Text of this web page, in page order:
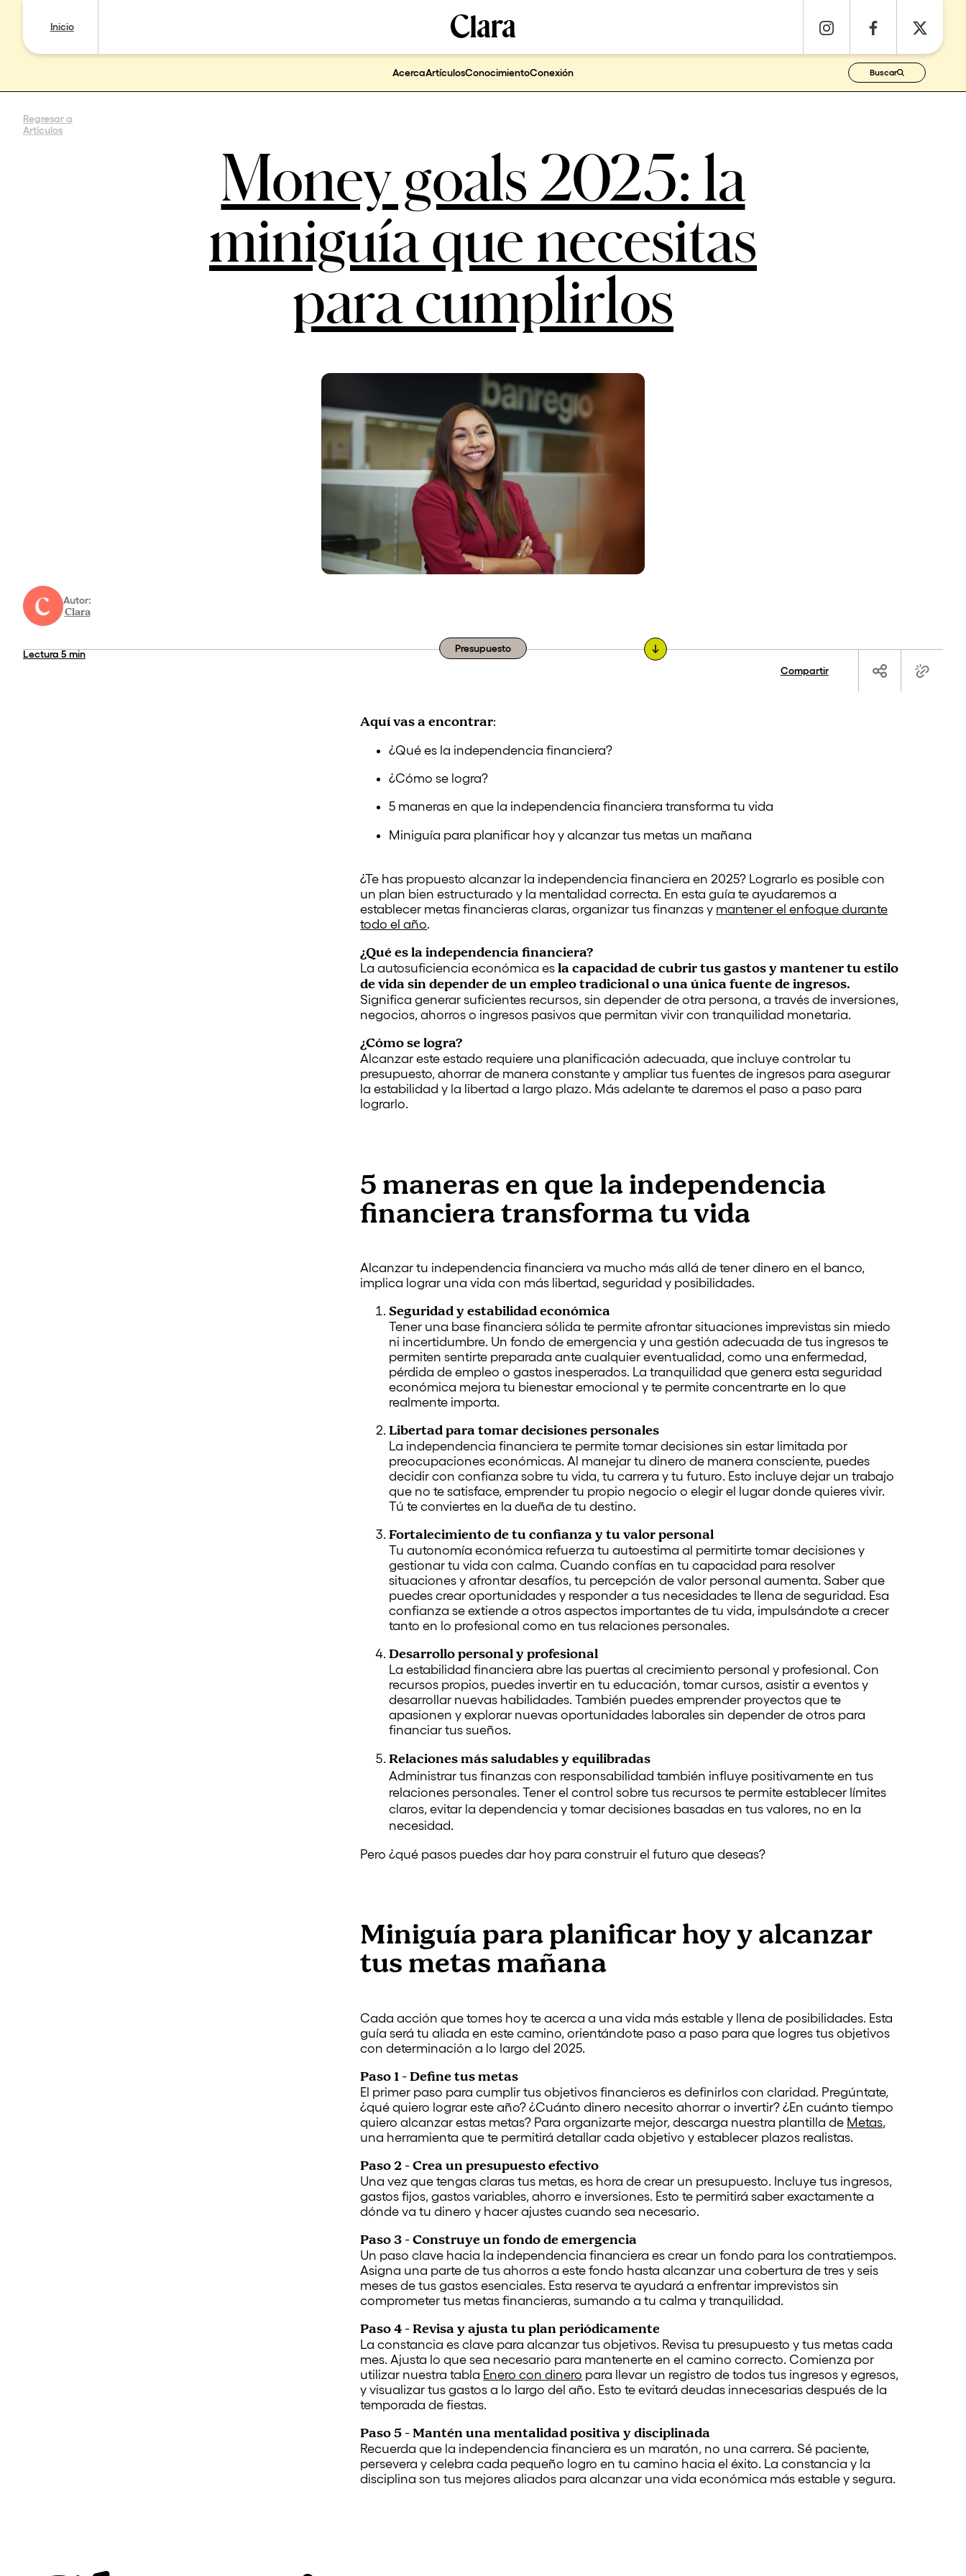
Inicio
AcercaArtículosConocimientoConexión Buscar
Regresar a
Artículos
Money goals 2025: la
miniguía que necesitas
para cumplirlos
Presupuesto
Autor:
Clara
Lectura 5 min
Compartir
Aquí vas a encontrar:
¿Qué es la independencia financiera?
¿Cómo se logra?
5 maneras en que la independencia financiera transforma tu vida
Miniguía para planificar hoy y alcanzar tus metas un mañana
¿Te has propuesto alcanzar la independencia financiera en 2025? Lograrlo es posible con
un plan bien estructurado y la mentalidad correcta. En esta guía te ayudaremos a
establecer metas financieras claras, organizar tus finanzas y mantener el enfoque durante
todo el año.
¿Qué es la independencia financiera?
La autosuficiencia económica es la capacidad de cubrir tus gastos y mantener tu estilo
de vida sin depender de un empleo tradicional o una única fuente de ingresos.
Significa generar suficientes recursos, sin depender de otra persona, a través de inversiones,
negocios, ahorros o ingresos pasivos que permitan vivir con tranquilidad monetaria.
¿Cómo se logra?
Alcanzar este estado requiere una planificación adecuada, que incluye controlar tu
presupuesto, ahorrar de manera constante y ampliar tus fuentes de ingresos para asegurar
la estabilidad y la libertad a largo plazo. Más adelante te daremos el paso a paso para
lograrlo.
5 maneras en que la independencia
financiera transforma tu vida
Alcanzar tu independencia financiera va mucho más allá de tener dinero en el banco,
implica lograr una vida con más libertad, seguridad y posibilidades.
Seguridad y estabilidad económica
Tener una base financiera sólida te permite afrontar situaciones imprevistas sin miedo
ni incertidumbre. Un fondo de emergencia y una gestión adecuada de tus ingresos te
permiten sentirte preparada ante cualquier eventualidad, como una enfermedad,
pérdida de empleo o gastos inesperados. La tranquilidad que genera esta seguridad
económica mejora tu bienestar emocional y te permite concentrarte en lo que
realmente importa.
Libertad para tomar decisiones personales
La independencia financiera te permite tomar decisiones sin estar limitada por
preocupaciones económicas. Al manejar tu dinero de manera consciente, puedes
decidir con confianza sobre tu vida, tu carrera y tu futuro. Esto incluye dejar un trabajo
que no te satisface, emprender tu propio negocio o elegir el lugar donde quieres vivir.
Tú te conviertes en la dueña de tu destino.
Fortalecimiento de tu confianza y tu valor personal
Tu autonomía económica refuerza tu autoestima al permitirte tomar decisiones y
gestionar tu vida con calma. Cuando confías en tu capacidad para resolver
situaciones y afrontar desafíos, tu percepción de valor personal aumenta. Saber que
puedes crear oportunidades y responder a tus necesidades te llena de seguridad. Esa
confianza se extiende a otros aspectos importantes de tu vida, impulsándote a crecer
tanto en lo profesional como en tus relaciones personales.
Desarrollo personal y profesional
La estabilidad financiera abre las puertas al crecimiento personal y profesional. Con
recursos propios, puedes invertir en tu educación, tomar cursos, asistir a eventos y
desarrollar nuevas habilidades. También puedes emprender proyectos que te
apasionen y explorar nuevas oportunidades laborales sin depender de otros para
financiar tus sueños.
Relaciones más saludables y equilibradas
Administrar tus finanzas con responsabilidad también influye positivamente en tus
relaciones personales. Tener el control sobre tus recursos te permite establecer límites
claros, evitar la dependencia y tomar decisiones basadas en tus valores, no en la
necesidad.
Pero ¿qué pasos puedes dar hoy para construir el futuro que deseas?
Miniguía para planificar hoy y alcanzar
tus metas mañana
Cada acción que tomes hoy te acerca a una vida más estable y llena de posibilidades. Esta
guía será tu aliada en este camino, orientándote paso a paso para que logres tus objetivos
con determinación a lo largo del 2025.
Paso 1 - Define tus metas
El primer paso para cumplir tus objetivos financieros es definirlos con claridad. Pregúntate,
¿qué quiero lograr este año? ¿Cuánto dinero necesito ahorrar o invertir? ¿En cuánto tiempo
quiero alcanzar estas metas? Para organizarte mejor, descarga nuestra plantilla de Metas,
una herramienta que te permitirá detallar cada objetivo y establecer plazos realistas.
Paso 2 - Crea un presupuesto efectivo
Una vez que tengas claras tus metas, es hora de crear un presupuesto. Incluye tus ingresos,
gastos fijos, gastos variables, ahorro e inversiones. Esto te permitirá saber exactamente a
dónde va tu dinero y hacer ajustes cuando sea necesario.
Paso 3 - Construye un fondo de emergencia
Un paso clave hacia la independencia financiera es crear un fondo para los contratiempos.
Asigna una parte de tus ahorros a este fondo hasta alcanzar una cobertura de tres y seis
meses de tus gastos esenciales. Esta reserva te ayudará a enfrentar imprevistos sin
comprometer tus metas financieras, sumando a tu calma y tranquilidad.
Paso 4 - Revisa y ajusta tu plan periódicamente
La constancia es clave para alcanzar tus objetivos. Revisa tu presupuesto y tus metas cada
mes. Ajusta lo que sea necesario para mantenerte en el camino correcto. Comienza por
utilizar nuestra tabla Enero con dinero para llevar un registro de todos tus ingresos y egresos,
y visualizar tus gastos a lo largo del año. Esto te evitará deudas innecesarias después de la
temporada de fiestas.
Paso 5 - Mantén una mentalidad positiva y disciplinada
Recuerda que la independencia financiera es un maratón, no una carrera. Sé paciente,
persevera y celebra cada pequeño logro en tu camino hacia el éxito. La constancia y la
disciplina son tus mejores aliados para alcanzar una vida económica más estable y segura.